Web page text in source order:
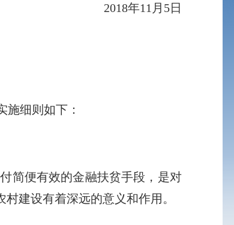
2018年11月5日
细则如下：
简便有效的金融扶贫手段，是对
建设有着深远的意义和作用。